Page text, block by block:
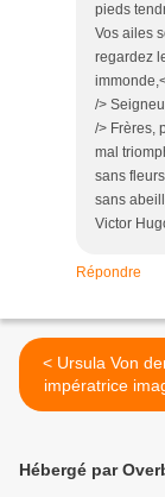
pieds
Vos ailes
regardez
/>
/> Frères,
mal
sans
sans
Victor
Répondre
< Ursula Von der Pfizer et
impératrice
l'Europe,
Hébergé par